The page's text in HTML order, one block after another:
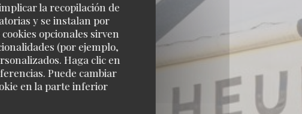
la recopilación de
y se instalan por
opcionales sirven
(por ejemplo,
Haga clic en
Puede cambiar
en la parte inferior